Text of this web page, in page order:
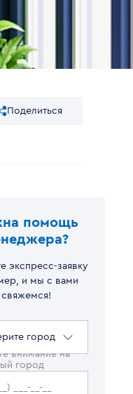
Поделиться
помощь
экспресс-заявку
и мы с вами
свяжемся!
город
внимание на
город